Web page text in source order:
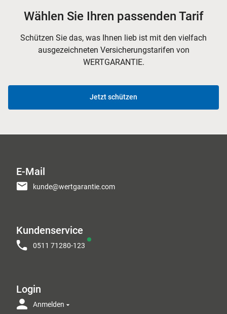
Wählen Sie Ihren passenden Tarif
Schützen Sie das, was Ihnen lieb ist mit den vielfach
ausgezeichneten Versicherungstarifen von
WERTGARANTIE.
Jetzt schützen
E-Mail
kunde@wertgarantie.com
Kundenservice
0511 71280-123
Login
Anmelden